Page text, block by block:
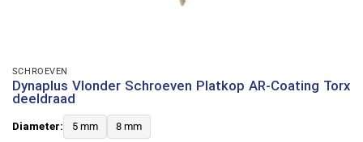
SCHROEVEN
Dynaplus Vlonder Schroeven Platkop AR-Coating Torx
deeldraad
Diameter: 5 mm 8 mm